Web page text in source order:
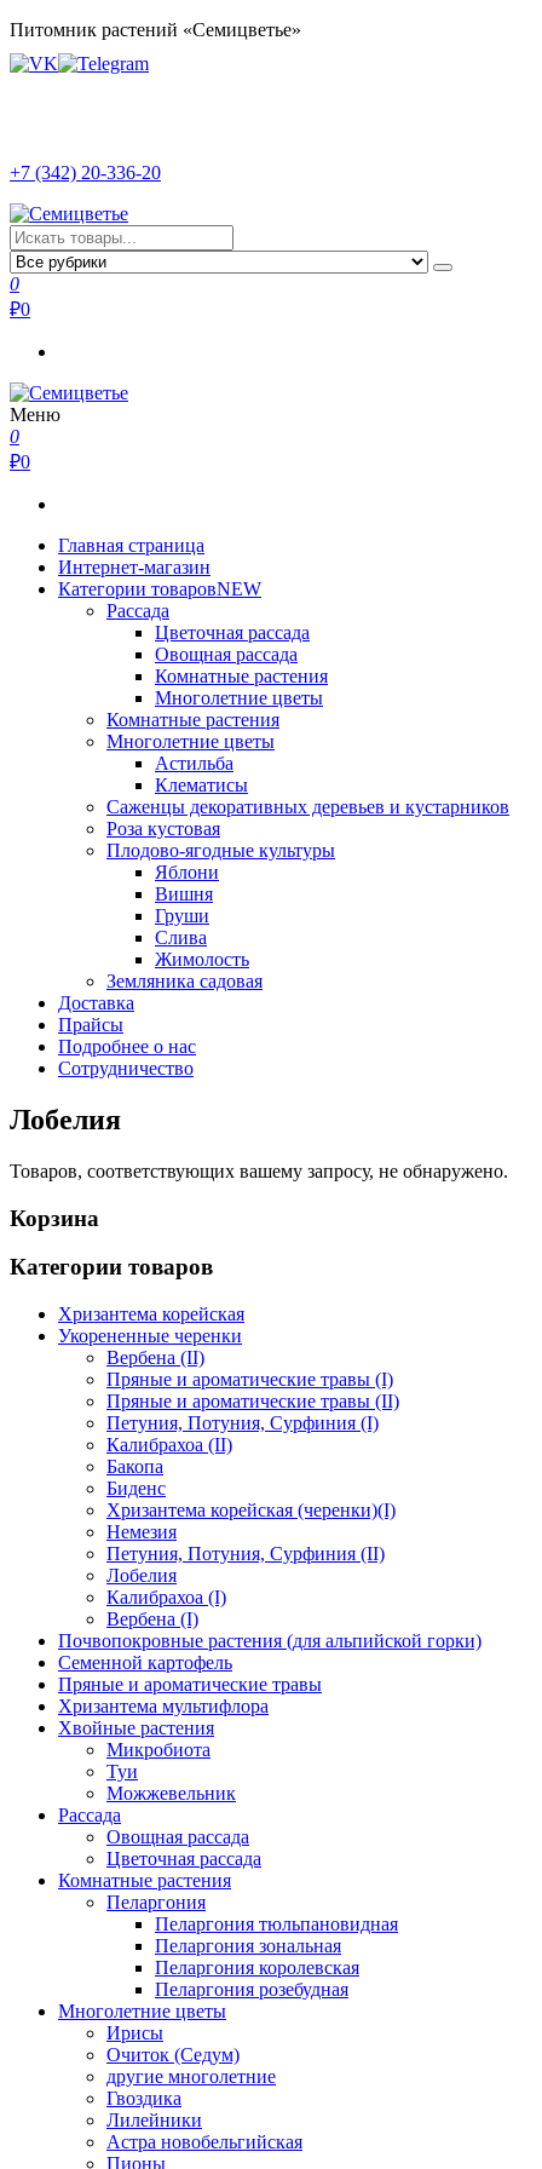
Перейти
к
содержимому
Питомник растений «Семицветье»
+7 (342) 20-336-20
Семицветье
Рассада в Перми | Тепличное хозяйство
0
₽0
Семицветье
Рассада в Перми | Тепличное хозяйство
Меню
0
₽0
Главная страница
Интернет-магазин
Категории товаровNEW
Рассада
Цветочная рассада
Овощная рассада
Комнатные растения
Многолетние цветы
Комнатные растения
Многолетние цветы
Астильба
Клематисы
Саженцы декоративных деревьев и кустарников
Роза кустовая
Плодово-ягодные культуры
Яблони
Вишня
Груши
Слива
Жимолость
Земляника садовая
Доставка
Прайсы
Подробнее о нас
Сотрудничество
Лобелия
Товаров, соответствующих вашему запросу, не обнаружено.
Корзина
Категории товаров
Хризантема корейская
Укорененные черенки
Вербена (II)
Пряные и ароматические травы (I)
Пряные и ароматические травы (II)
Петуния, Потуния, Сурфиния (I)
Калибрахоа (II)
Бакопа
Биденс
Хризантема корейская (черенки)(I)
Немезия
Петуния, Потуния, Сурфиния (II)
Лобелия
Калибрахоа (I)
Вербена (I)
Почвопокровные растения (для альпийской горки)
Семенной картофель
Пряные и ароматические травы
Хризантема мультифлора
Хвойные растения
Микробиота
Туи
Можжевельник
Рассада
Овощная рассада
Цветочная рассада
Комнатные растения
Пеларгония
Пеларгония тюльпановидная
Пеларгония зональная
Пеларгония королевская
Пеларгония розебудная
Многолетние цветы
Ирисы
Очиток (Седум)
другие многолетние
Гвоздика
Лилейники
Астра новобельгийская
Пионы